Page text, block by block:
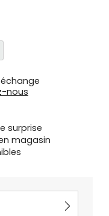
nous
surprise
magasin